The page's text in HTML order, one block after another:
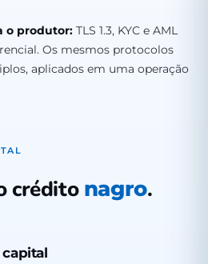
o produtor: TLS 1.3, KYC e AML
Os mesmos protocolos
aplicados em uma operação
crédito nagro.